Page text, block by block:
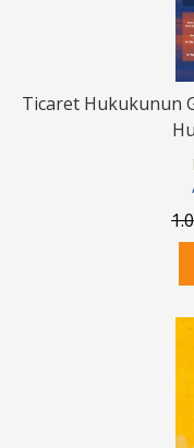
Ticaret Hukukunun